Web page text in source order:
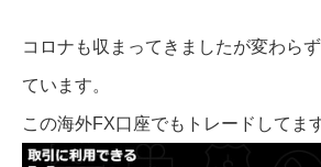
コロナも収まってきましたが変わら
ています。
この海外FX口座でもトレードしてま